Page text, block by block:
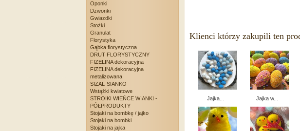
Oponki
Dzwonki
Gwiazdki
Stożki
Granulat
Florystyka
Gąbka florystyczna
DRUT FLORYSTYCZNY
FIZELINA dekoracyjna
FIZELINA dekoracyjna
metalizowana
SIZAL-SIANKO
Wstążki kwiatowe
STROIKI WIEŃCE WIANKI -
PÓŁPRODUKTY
Stojaki na bombkę / jajko
Stojaki na bombki
Stojaki na jajka
Klienci którzy zakupili ten
Jajka... Jajka w...